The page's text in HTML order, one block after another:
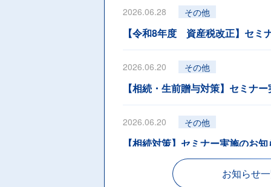
2026.06.28 その他
【令和8年度 資産税改正】セミ
2026.06.20 その他
【相続・生前贈与対策】セミナ
2026.06.20 その他
【相続対策】セミナー実施のお
お知らせ